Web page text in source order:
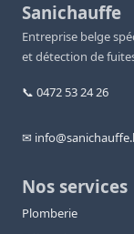
Sanichauffe
Entreprise belge
et détection de
📞 0472 53 24 26
✉
Nos services
Plomberie